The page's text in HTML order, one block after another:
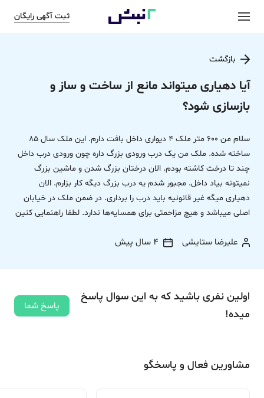
ثبت آگهی رایگان
بازگشت
آیا دهیاری میتواند مانع از ساخت و ساز و
بازسازی شود؟
سلام من 600 متر ملک 4 دیواری داخل بافت دارم. این ملک سال 85
ساخته شده. ملک من یک درب ورودی بزرگ داره چون ورودی درب داخل
چند تا درخت کاشته بودم. الان درختان بزرگ شدن و ماشین بزرگ
نمیتونه بیاد داخل. مجبور شدم یه درب بزرگ دیگه کار بزارم. الان
دهیاری میگه غیر قانونیه باید درب را برداری. در ضمن ملک در خیابان
اصلی میباشد و هیچ مزاحمتی برای همسایه‌ها ندارد. لطفا راهنمایی کنین
علیرضا ستایشی 4 سال پیش
اولین نفری باشید که به این سوال پاسخ
میده!
پاسخ شما
مشاورین فعال و پاسخگو